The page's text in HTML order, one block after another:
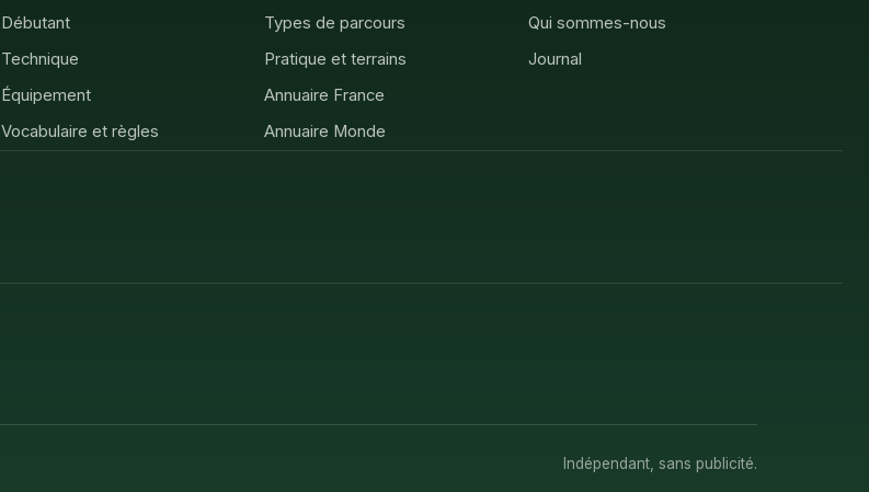
Débutant
Technique
Équipement
Vocabulaire et règles
Types de parcours
Pratique et terrains
Annuaire France
Annuaire Monde
Qui sommes-nous
Journal
Indépendant, sans publicité.